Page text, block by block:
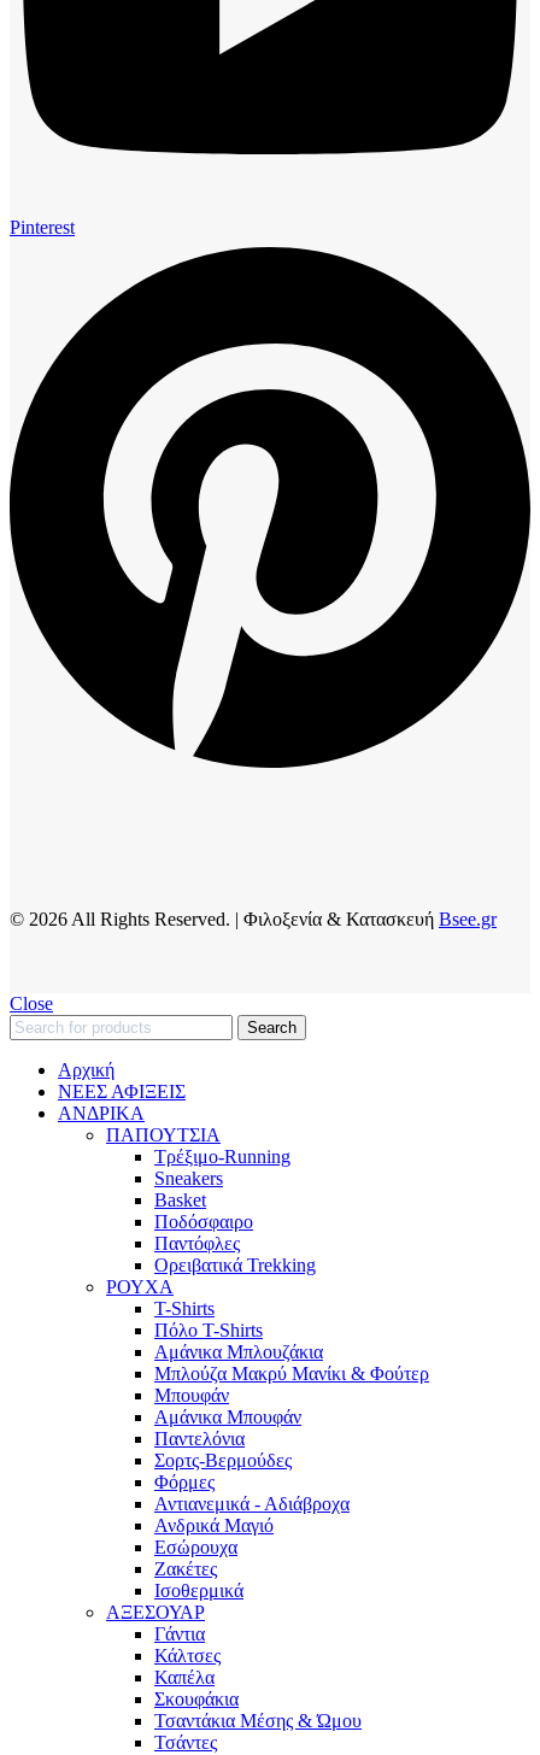
Pinterest
© 2026 All Rights Reserved. | Φιλοξενία & Κατασκευή Bsee.gr
Close
Search
Αρχική
ΝΕΕΣ ΑΦΙΞΕΙΣ
AΝΔΡΙΚΑ
ΠΑΠΟΥΤΣΙΑ
Τρέξιμο-Running
Sneakers
Basket
Ποδόσφαιρο
Παντόφλες
Ορειβατικά Trekking
ΡΟΥΧΑ
T-Shirts
Πόλο T-Shirts
Αμάνικα Μπλουζάκια
Μπλούζα Μακρύ Μανίκι & Φούτερ
Μπουφάν
Αμάνικα Μπουφάν
Παντελόνια
Σορτς-Βερμούδες
Φόρμες
Αντιανεμικά - Αδιάβροχα
Ανδρικά Μαγιό
Εσώρουχα
Ζακέτες
Ισοθερμικά
ΑΞΕΣΟΥΑΡ
Γάντια
Κάλτσες
Καπέλα
Σκουφάκια
Τσαντάκια Μέσης & Ώμου
Τσάντες